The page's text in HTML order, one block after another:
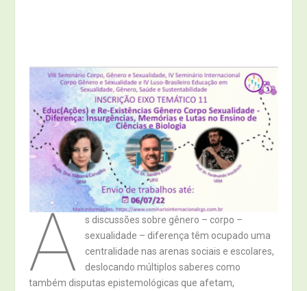
A
s discussões sobre gênero – corpo –
sexualidade – diferença têm ocupado uma
centralidade nas arenas sociais e escolares,
deslocando múltiplos saberes como
também disputas epistemológicas que afetam,